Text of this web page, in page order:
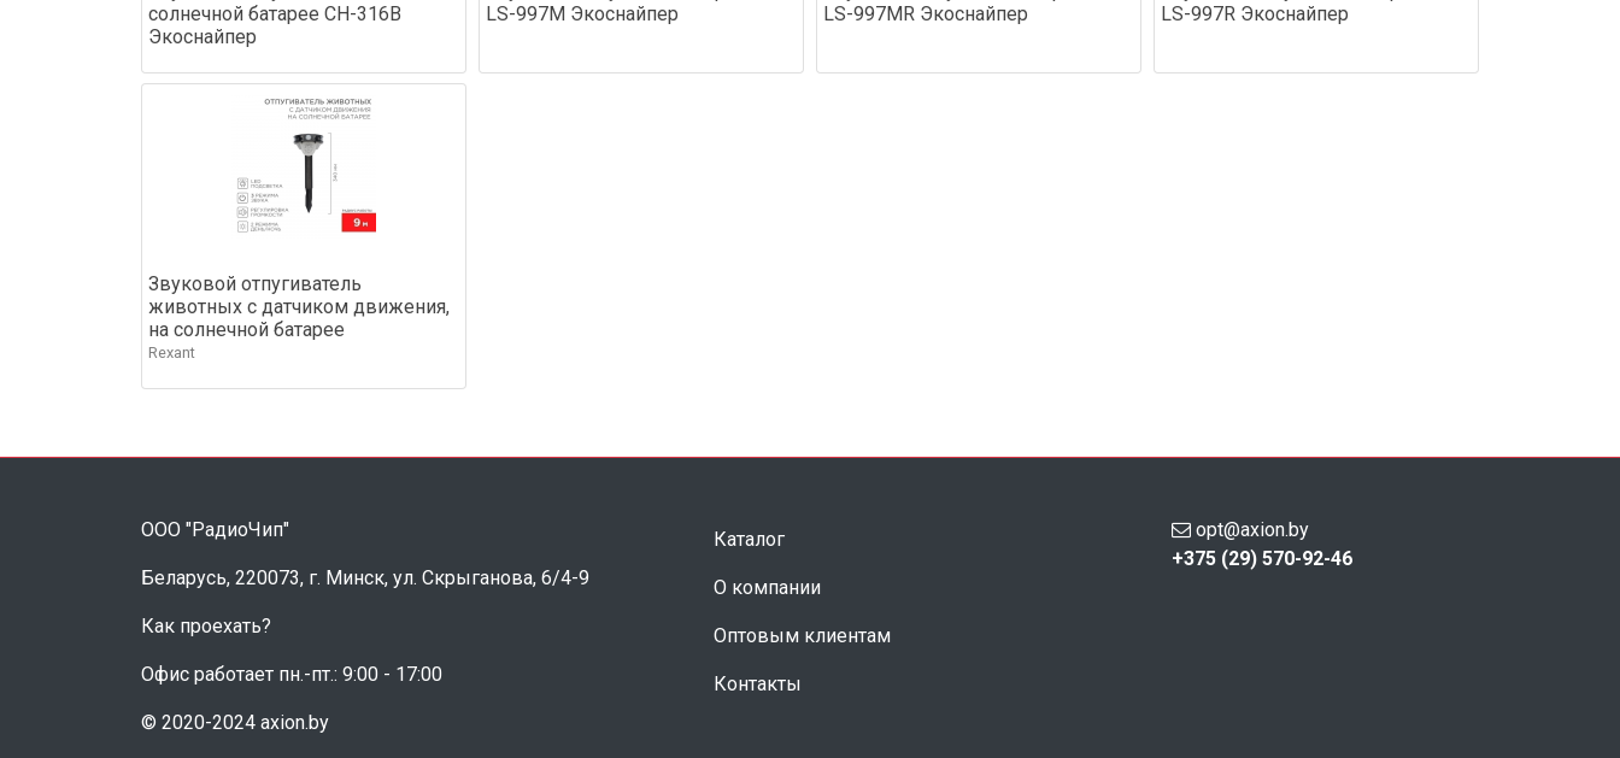
солнечной батарее CH-316B
Экоснайпер
LS-997M Экоснайпер
LS-997MR Экоснайпер
LS-997R Экоснайпер
Звуковой отпугиватель
животных с датчиком движения,
на солнечной батарее
Rexant
ООО "РадиоЧип"
Беларусь, 220073, г. Минск, ул. Скрыганова, 6/4-9
Как проехать?
Офис работает пн.-пт.: 9:00 - 17:00
© 2020-2024 axion.by
Каталог
О компании
Оптовым клиентам
Контакты
opt@axion.by
+375 (29) 570-92-46